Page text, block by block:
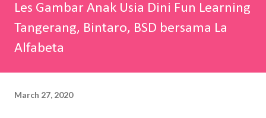
Les Gambar Anak Usia Dini Fun Learning
Tangerang, Bintaro, BSD bersama La
Alfabeta
March 27, 2020